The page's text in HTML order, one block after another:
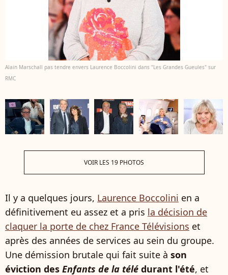
Alain Marschall pas tendre envers Laurence Boccolini dans "Les Grandes Gueules" sur
RMC
VOIR LES 19 PHOTOS
Il y a quelques jours, Laurence Boccolini en a
définitivement eu assez et a pris la décision de
claquer la porte de chez France Télévisions et
après des années de services au sein du groupe.
Une démission brutale qui fait suite à son
éviction des Enfants de la télé durant l'été, et